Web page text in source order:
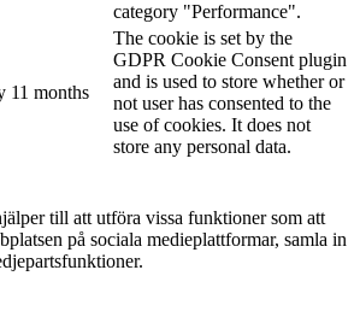
category "Performance".
11 months
The cookie is set by the
GDPR Cookie Consent plugin
and is used to store whether or
not user has consented to the
use of cookies. It does not
store any personal data.
till att utföra vissa funktioner som att
på sociala medieplattformar, samla in